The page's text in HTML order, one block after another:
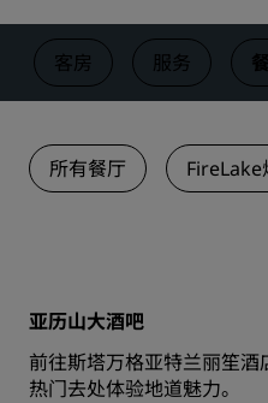
客房 服务
所有餐厅
亚历山大酒吧
前往斯塔万格亚特兰丽笙
热门去处体验地道魅力。